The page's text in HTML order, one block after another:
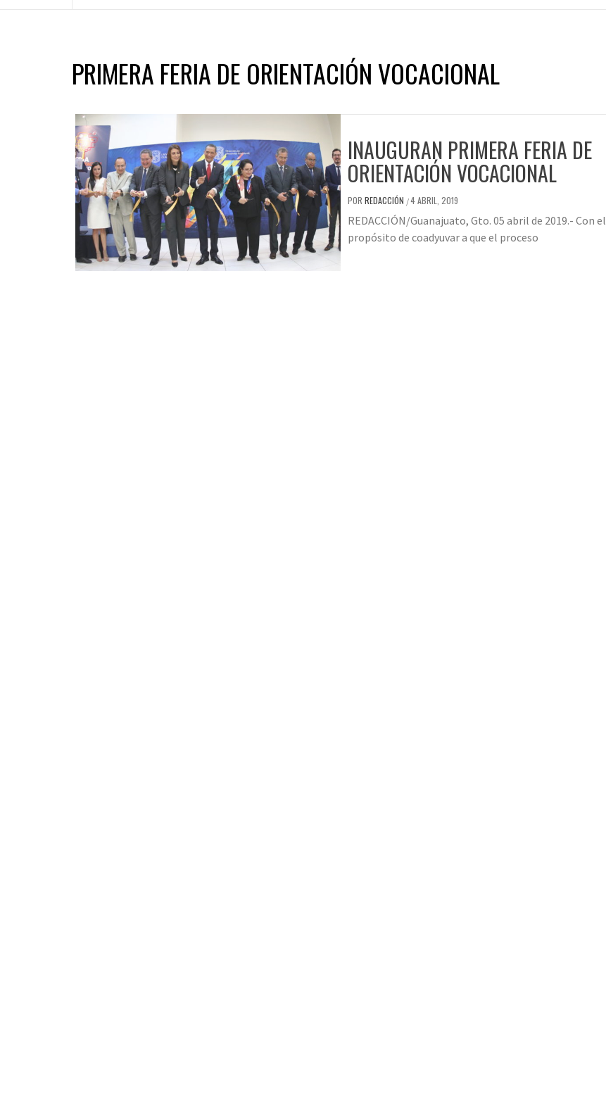
PRIMERA FERIA DE ORIENTACIÓN VOCACIONAL
INAUGURAN PRIMERA FERIA DE
ORIENTACIÓN VOCACIONAL
POR REDACCIÓN /4 ABRIL, 2019
REDACCIÓN/Guanajuato, Gto. 05 abril de 2019.- Con el
propósito de coadyuvar a que el proceso